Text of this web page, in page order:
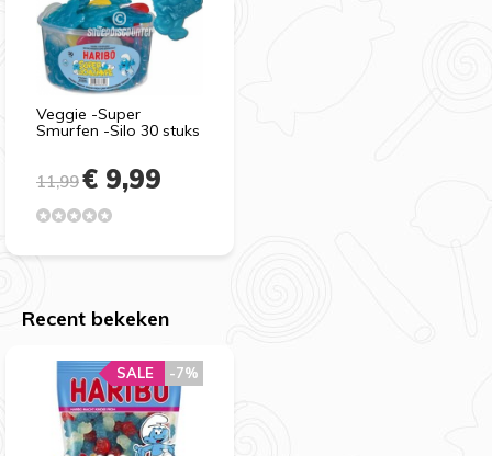
Veggie -Super
Smurfen -Silo 30 stuks
11,99€ 9,99
Recent bekeken
-7%
SALE